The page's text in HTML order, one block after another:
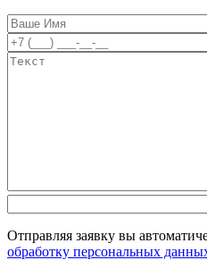
Отправляя заявку вы
обработку персональных